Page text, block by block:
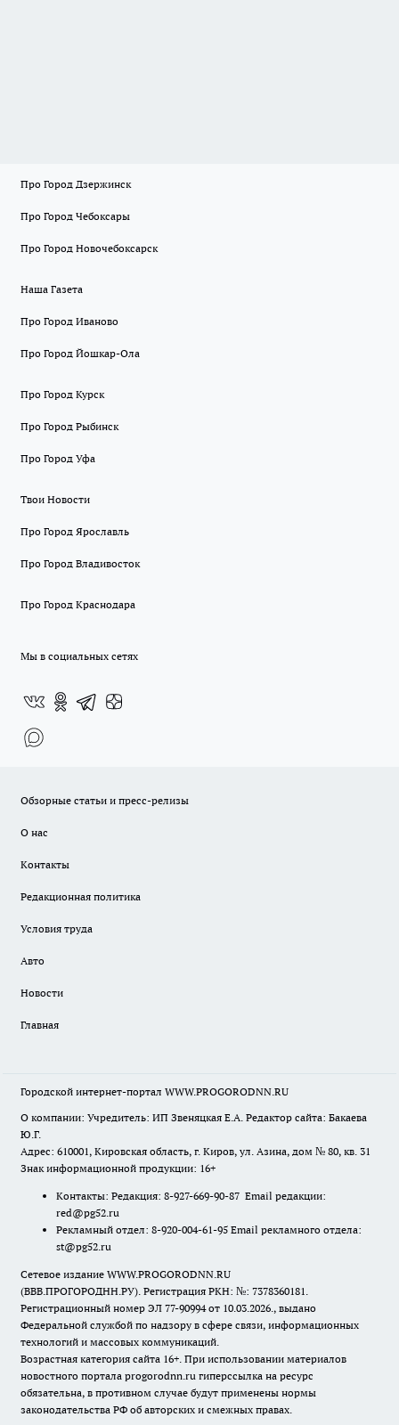
Про Город Дзержинск
Про Город Чебоксары
Про Город Новочебоксарск
Наша Газета
Про Город Иваново
Про Город Йошкар-Ола
Про Город Курск
Про Город Рыбинск
Про Город Уфа
Твои Новости
Про Город Ярославль
Про Город Владивосток
Про Город Краснодара
Мы в социальных сетях
Обзорные статьи и пресс-релизы
О нас
Контакты
Редакционная политика
Условия труда
Авто
Новости
Главная
Городской интернет-портал WWW.PROGORODNN.RU
О компании: Учредитель: ИП Звеняцкая Е.А. Редактор сайта: Бакаева
Ю.Г.
Адрес: 610001, Кировская область, г. Киров, ул. Азина, дом № 80, кв. 31
Знак информационной продукции: 16+
Контакты: Редакция: 8-927-669-90-87 Email редакции:
red@pg52.ru
Рекламный отдел: 8-920-004-61-95 Email рекламного отдела:
st@pg52.ru
Сетевое издание WWW.PROGORODNN.RU
(ВВВ.ПРОГОРОДНН.РУ). Регистрация РКН: №: 7378360181.
Регистрационный номер ЭЛ 77-90994 от 10.03.2026., выдано
Федеральной службой по надзору в сфере связи, информационных
технологий и массовых коммуникаций.
Возрастная категория сайта 16+. При использовании материалов
новостного портала progorodnn.ru гиперссылка на ресурс
обязательна, в противном случае будут применены нормы
законодательства РФ об авторских и смежных правах.